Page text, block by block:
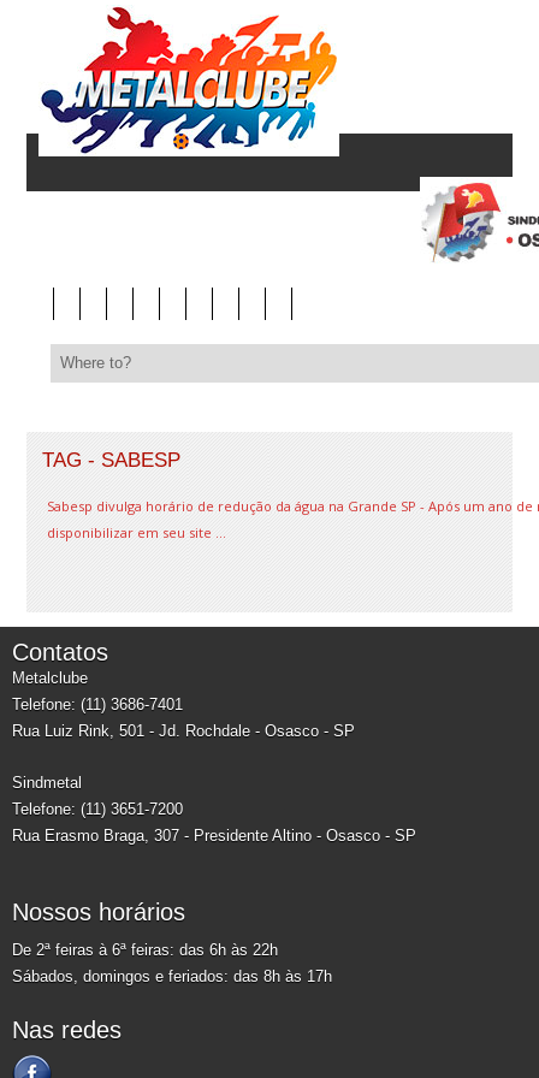
TAG - SABESP
Sabesp divulga horário de redução da água na Grande SP - Após um ano
disponibilizar em seu site ...
Contatos
Metalclube
Telefone: (11) 3686-7401
Rua Luiz Rink, 501 - Jd. Rochdale - Osasco - SP
Sindmetal
Telefone: (11) 3651-7200
Rua Erasmo Braga, 307 - Presidente Altino - Osasco - SP
Nossos horários
De 2ª feiras à 6ª feiras: das 6h às 22h
Sábados, domingos e feriados: das 8h às 17h
Nas redes